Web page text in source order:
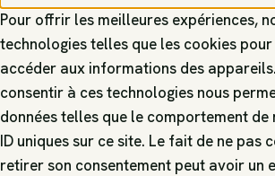
Pour offrir les meilleures expériences,
technologies telles que les cookies
accéder aux informations des
consentir à ces technologies nous
données telles que le comportement de
ID uniques sur ce site. Le fait de ne pas
retirer son consentement peut avoir un